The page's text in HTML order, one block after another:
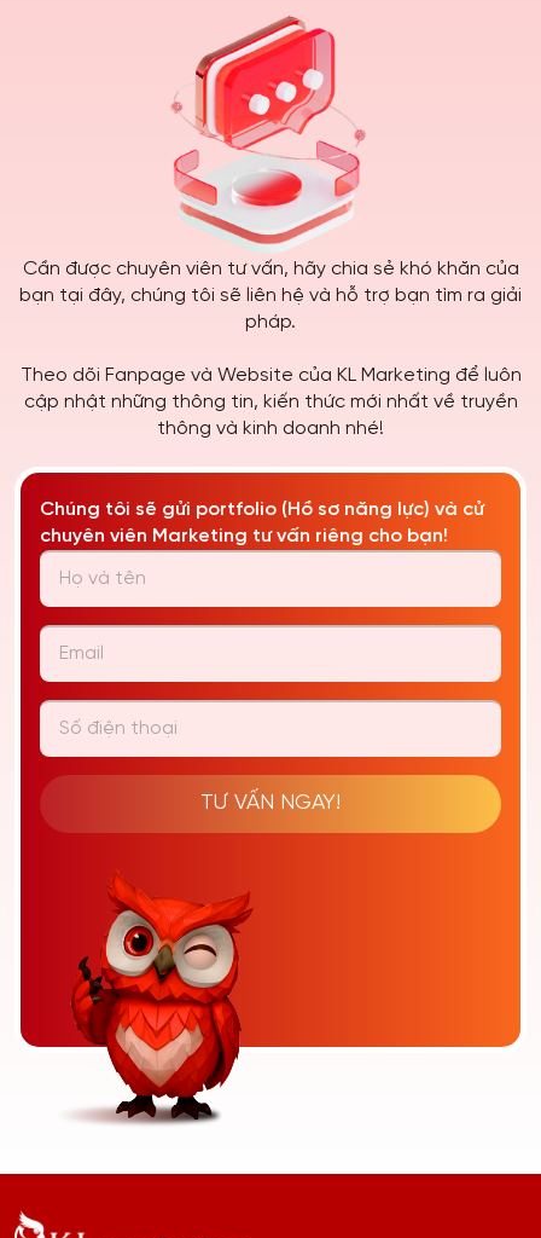
Cần được chuyên viên tư vấn, hãy chia sẻ khó khăn của
bạn tại đây, chúng tôi sẽ liên hệ và hỗ trợ bạn tìm ra giải
pháp.
Theo dõi Fanpage và Website của KL Marketing để luôn
cập nhật những thông tin, kiến thức mới nhất về truyền
thông và kinh doanh nhé!
Chúng tôi sẽ gửi portfolio (Hồ sơ năng lực) và cử
chuyên viên Marketing tư vấn riêng cho bạn!
TƯ VẤN NGAY!